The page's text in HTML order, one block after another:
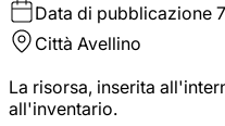
Data di pubblicazione
Città Avellino
La risorsa, inserita
all'inventario.